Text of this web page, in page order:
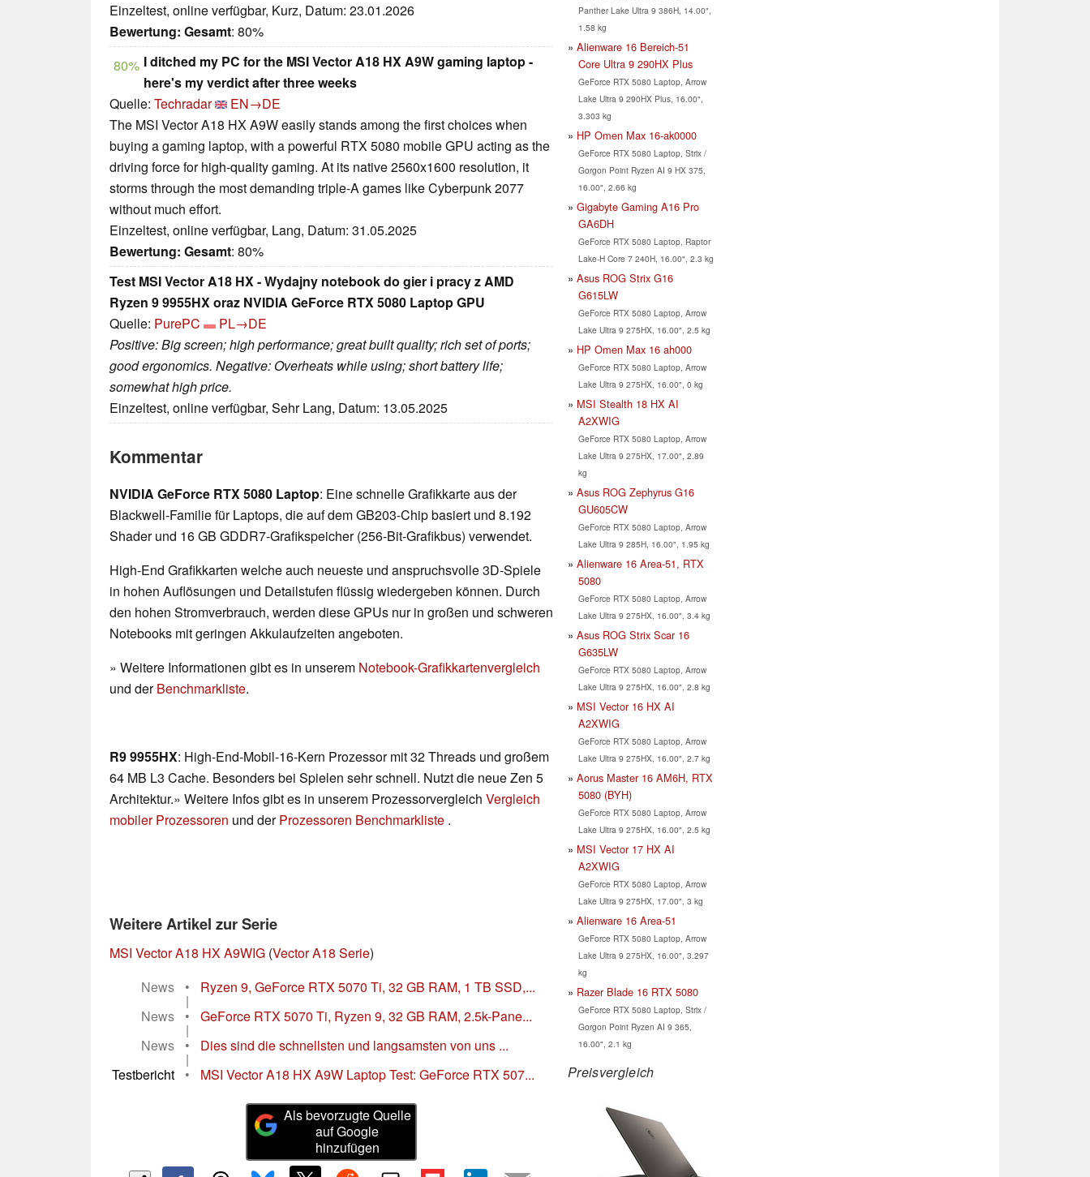
Einzeltest, online verfügbar, Kurz, Datum: 23.01.2026
Bewertung: Gesamt: 80%
80% I ditched my PC for the MSI Vector A18 HX A9W gaming laptop -
here's my verdict after three weeks
Quelle: Techradar
EN→DE
The MSI Vector A18 HX A9W easily stands among the first choices when
buying a gaming laptop, with a powerful RTX 5080 mobile GPU acting as the
driving force for high-quality gaming. At its native 2560x1600 resolution, it
storms through the most demanding triple-A games like Cyberpunk 2077
without much effort.
Einzeltest, online verfügbar, Lang, Datum: 31.05.2025
Bewertung: Gesamt: 80%
Test MSI Vector A18 HX - Wydajny notebook do gier i pracy z AMD
Ryzen 9 9955HX oraz NVIDIA GeForce RTX 5080 Laptop GPU
Quelle: PurePC
PL→DE
Positive: Big screen; high performance; great built quality; rich set of ports;
good ergonomics. Negative: Overheats while using; short battery life;
somewhat high price.
Einzeltest, online verfügbar, Sehr Lang, Datum: 13.05.2025
Kommentar
NVIDIA GeForce RTX 5080 Laptop: Eine schnelle Grafikkarte aus der
Blackwell-Familie für Laptops, die auf dem GB203-Chip basiert und 8.192
Shader und 16 GB GDDR7-Grafikspeicher (256-Bit-Grafikbus) verwendet.
High-End Grafikkarten welche auch neueste und anspruchsvolle 3D-Spiele
in hohen Auflösungen und Detailstufen flüssig wiedergeben können. Durch
den hohen Stromverbrauch, werden diese GPUs nur in großen und schweren
Notebooks mit geringen Akkulaufzeiten angeboten.
» Weitere Informationen gibt es in unserem Notebook-Grafikkartenvergleich
und derBenchmarkliste.
R9 9955HX: High-End-Mobil-16-Kern Prozessor mit 32 Threads und großem
64 MB L3 Cache. Besonders bei Spielen sehr schnell. Nutzt die neue Zen 5
Architektur.» Weitere Infos gibt es in unserem Prozessorvergleich Vergleich
mobiler Prozessoren und derProzessoren Benchmarkliste .
Weitere Artikel zur Serie
MSI Vector A18 HX A9WIG (Vector A18 Serie)
News
• Ryzen 9, GeForce RTX 5070 Ti, 32 GB RAM, 1 TB SSD,...
|
News
• GeForce RTX 5070 Ti, Ryzen 9, 32 GB RAM, 2.5k-Pane...
|
News
• Dies sind die schnellsten und langsamsten von uns ...
|
Testbericht
• MSI Vector A18 HX A9W Laptop Test: GeForce RTX 507...
Als bevorzugte Quelle
auf Google
hinzufügen
Panther Lake Ultra 9 386H, 14.00",
1.58 kg
Alienware 16 Bereich-51
Core Ultra 9 290HX Plus
GeForce RTX 5080 Laptop, Arrow
Lake Ultra 9 290HX Plus, 16.00",
3.303 kg
HP Omen Max 16-ak0000
GeForce RTX 5080 Laptop, Strix /
Gorgon Point Ryzen AI 9 HX 375,
16.00", 2.66 kg
Gigabyte Gaming A16 Pro
GA6DH
GeForce RTX 5080 Laptop, Raptor
Lake-H Core 7 240H, 16.00", 2.3 kg
Asus ROG Strix G16
G615LW
GeForce RTX 5080 Laptop, Arrow
Lake Ultra 9 275HX, 16.00", 2.5 kg
HP Omen Max 16 ah000
GeForce RTX 5080 Laptop, Arrow
Lake Ultra 9 275HX, 16.00", 0 kg
MSI Stealth 18 HX AI
A2XWIG
GeForce RTX 5080 Laptop, Arrow
Lake Ultra 9 275HX, 17.00", 2.89
kg
Asus ROG Zephyrus G16
GU605CW
GeForce RTX 5080 Laptop, Arrow
Lake Ultra 9 285H, 16.00", 1.95 kg
Alienware 16 Area-51, RTX
5080
GeForce RTX 5080 Laptop, Arrow
Lake Ultra 9 275HX, 16.00", 3.4 kg
Asus ROG Strix Scar 16
G635LW
GeForce RTX 5080 Laptop, Arrow
Lake Ultra 9 275HX, 16.00", 2.8 kg
MSI Vector 16 HX AI
A2XWIG
GeForce RTX 5080 Laptop, Arrow
Lake Ultra 9 275HX, 16.00", 2.7 kg
Aorus Master 16 AM6H, RTX
5080 (BYH)
GeForce RTX 5080 Laptop, Arrow
Lake Ultra 9 275HX, 16.00", 2.5 kg
MSI Vector 17 HX AI
A2XWIG
GeForce RTX 5080 Laptop, Arrow
Lake Ultra 9 275HX, 17.00", 3 kg
Alienware 16 Area-51
GeForce RTX 5080 Laptop, Arrow
Lake Ultra 9 275HX, 16.00", 3.297
kg
Razer Blade 16 RTX 5080
GeForce RTX 5080 Laptop, Strix /
Gorgon Point Ryzen AI 9 365,
16.00", 2.1 kg
Preisvergleich